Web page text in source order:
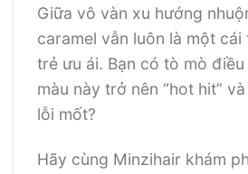
Giữa vô vàn xu hướng
caramel vẫn luôn là một
trẻ ưu ái. Bạn có tò mò
màu này trở nên “hot hit”
lỗi mốt?
Hãy cùng Minzihair khám